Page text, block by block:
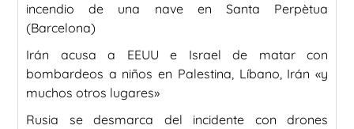
incendio de una nave en Santa Perpètua
(Barcelona)
Irán acusa a EEUU e Israel de matar con
bombardeos a niños en Palestina, Líbano, Irán «y
muchos otros lugares»
Rusia se desmarca del incidente con drones